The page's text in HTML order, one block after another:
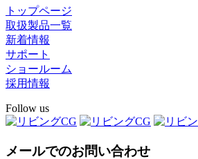
トップページ
取扱製品一覧
新着情報
サポート
ショールーム
採用情報
Follow us
メールでのお問い合わせ